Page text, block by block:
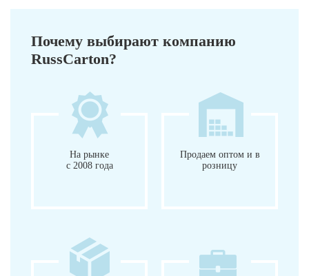
Почему выбирают компанию
RussCarton?
На рынке
с 2008 года
Продаем оптом и в
розницу